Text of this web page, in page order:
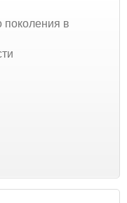
поколения в